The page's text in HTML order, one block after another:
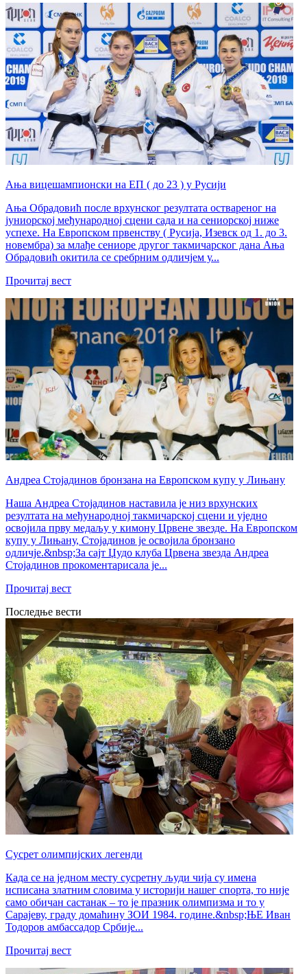
Ања вицешампионски на ЕП ( до 23 ) у Русији
Ања Обрадовић после врхунског резултата оствареног на
јуниорској међународној сцени сада и на сениорској ниже
успехе. На Европском првенству ( Русија, Изевск од 1. до 3.
новембра) за млађе сениоре другог такмичарског дана Ања
Обрадовић окитила се сребрним одличјем у...
Прочитај вест
Андреа Стојадинов бронзана на Европском купу у Лињану
Наша Андреа Стојадинов наставила је низ врхунских
резултата на међународној такмичарској сцени и уједно
освојила прву медаљу у кимону Црвене звезде. На Европском
купу у Лињану, Стојадинов је освојила бронзано
одличје.&nbsp;За сајт Џудо клуба Црвена звезда Андреа
Стојадинов прокоментарисала је...
Прочитај вест
Последње вести
Сусрет олимпијских легенди
Када се на једном месту сусретну људи чија су имена
исписана златним словима у историји нашег спорта, то није
само обичан састанак – то је празник олимпизма и то у
Сарајеву, граду домаћину ЗОИ 1984. године.&nbsp;ЊЕ Иван
Тодоров амбассадор Србије...
Прочитај вест